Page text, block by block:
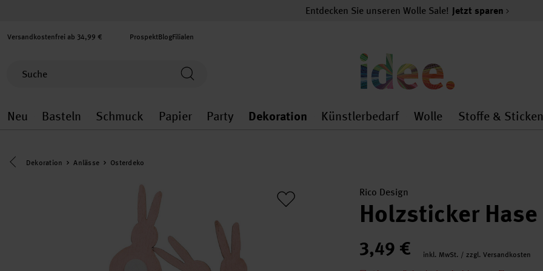
Entdecken Sie unseren Wolle Sale! Jetzt sparen
Versandkostenfrei ab 34,99 € ProspektBlogFilialen
Neu
Neu general.openMenu
Basteln
Basteln general.openMenu
Schmuck
Schmuck general.openMenu
Papier
Papier general.openMenu
Party
Party general.openMenu
Dekoration
Dekoration general.openMenu
Künstlerbedarf
Künstlerbedarf
Wolle
Wolle
Stoffe & Sticken
Eine Kategorie zurück navigieren
Dekoration Anlässe Osterdeko
Rico Design
Holzsticker
3,49 €
inkl. MwSt. / zzgl. Versandkosten